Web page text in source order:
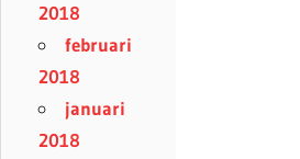
2018
februari
2018
januari
2018